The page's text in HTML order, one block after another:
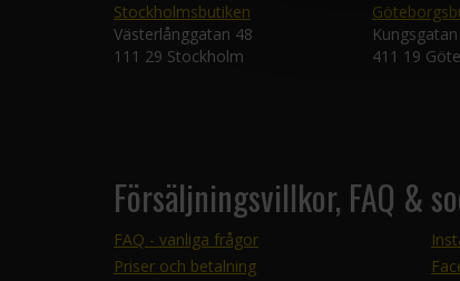
Stockholmsbutiken
Västerlånggatan 48
111 29 Stockholm
411 19
Försäljningsvillkor, FAQ &
FAQ - vanliga frågor
Priser och betalning